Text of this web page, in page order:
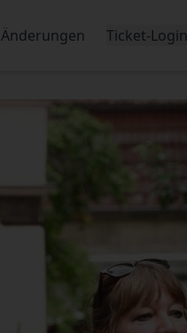
Ticket-Login